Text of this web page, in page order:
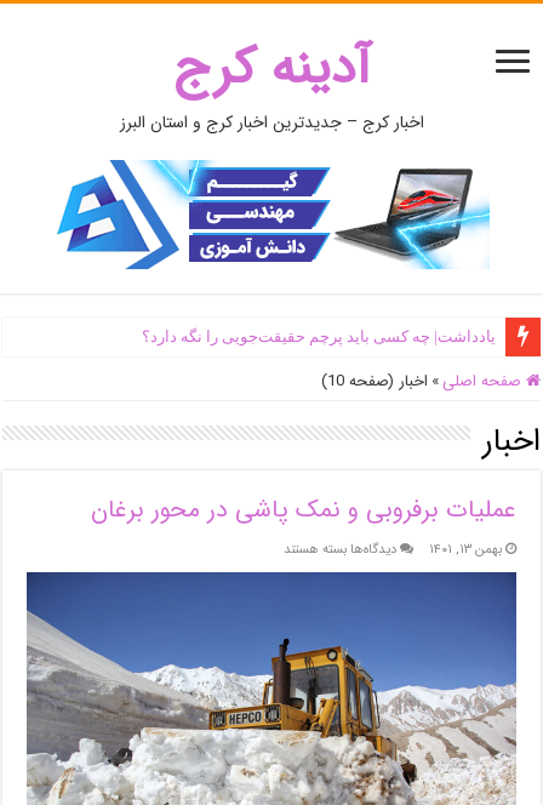
آدینه کرج
اخبار کرج – جدیدترین اخبار کرج و استان البرز
یادداشت| ‌چه کسی باید پرچم حقیقت‌جویی را نگه دارد؟
صفحه اصلی » اخبار (صفحه 10)
اخبار
عملیات برفروبی و نمک پاشی در محور برغان
بهمن ۱۳, ۱۴۰۱ دیدگاه‌هابرای
عملیات
پاشی
در
محور
برغان
بسته هستند